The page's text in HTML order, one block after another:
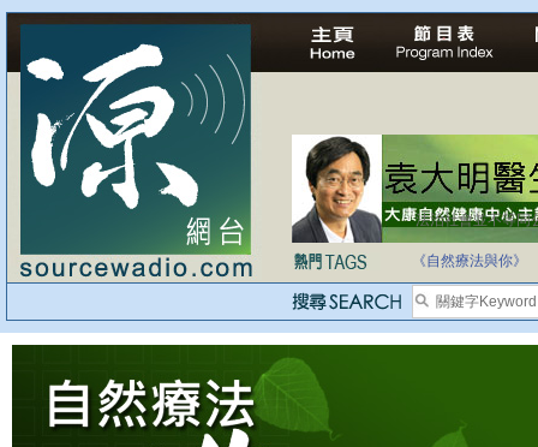
法治社會並不等同
《自然療法與你》